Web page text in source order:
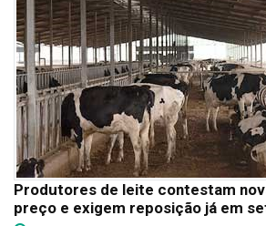
Produtores de leite contestam
preço e exigem reposição já em